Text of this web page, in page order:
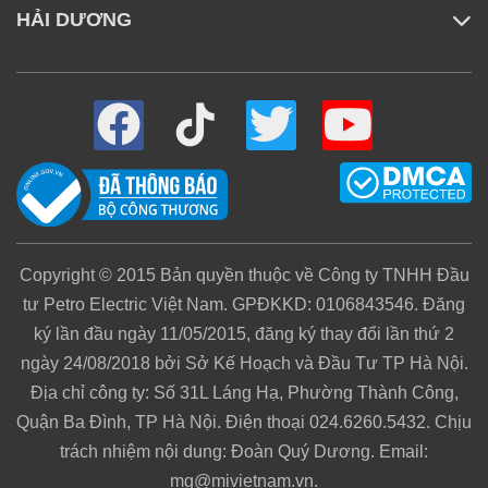
Mua trực tiếp và online thì chất lượng sản phẩm
Tôi muốn kiểm tra đơn hàng đã đặt thì làm như
thế nào? Vào đâu để kiểm tra?
HẢI DƯƠNG
Copyright © 2015 Bản quyền thuộc về Công ty TNHH Đầu
tư Petro Electric Việt Nam. GPĐKKD: 0106843546. Đăng
ký lần đầu ngày 11/05/2015, đăng ký thay đổi lần thứ 2
ngày 24/08/2018 bởi Sở Kế Hoạch và Đầu Tư TP Hà Nội.
Địa chỉ công ty: Số 31L Láng Hạ, Phường Thành Công,
Quận Ba Đình, TP Hà Nội. Điện thoại 024.6260.5432. Chịu
trách nhiệm nội dung: Đoàn Quý Dương. Email:
mg@mivietnam.vn.